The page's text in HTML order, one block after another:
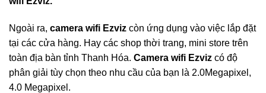
Ngoài ra, camera wifi Ezviz còn ứng dụng vào việc lắp đặt
tại các cửa hàng. Hay các shop thời trang, mini store trên
toàn địa bàn tỉnh Thanh Hóa. Camera wifi Ezviz có độ
phân giải tùy chọn theo nhu cầu của bạn là 2.0Megapixel,
4.0 Megapixel.